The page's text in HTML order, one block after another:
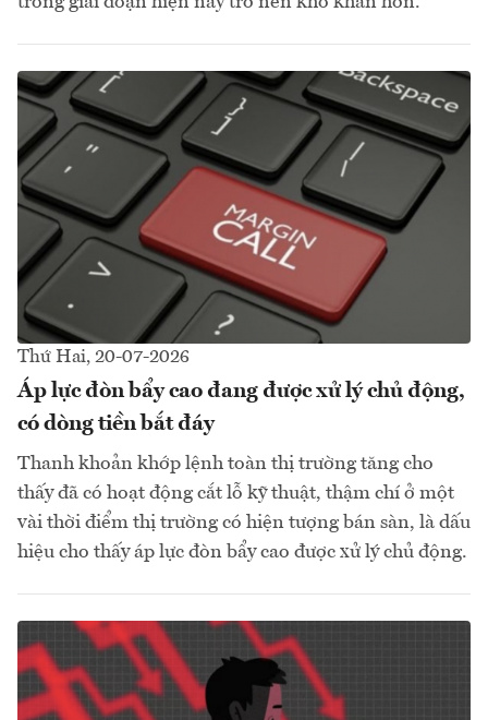
Thứ Hai, 20-07-2026
Áp lực đòn bẩy cao đang được xử lý chủ động,
có dòng tiền bắt đáy
Thanh khoản khớp lệnh toàn thị trường tăng cho
thấy đã có hoạt động cắt lỗ kỹ thuật, thậm chí ở một
vài thời điểm thị trường có hiện tượng bán sàn, là dấu
hiệu cho thấy áp lực đòn bẩy cao được xử lý chủ động.